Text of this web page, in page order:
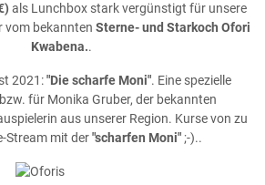
als Lunchbox stark vergünstigt für unsere
vom bekannten Sterne- und Starkoch Ofori
Kwabena..
2021:"Die scharfe Moni". Eine spezielle
für Monika Gruber, der bekannten
aus unserer Region. Kurse von zu
Stream mit der"scharfen Moni" ;-)..